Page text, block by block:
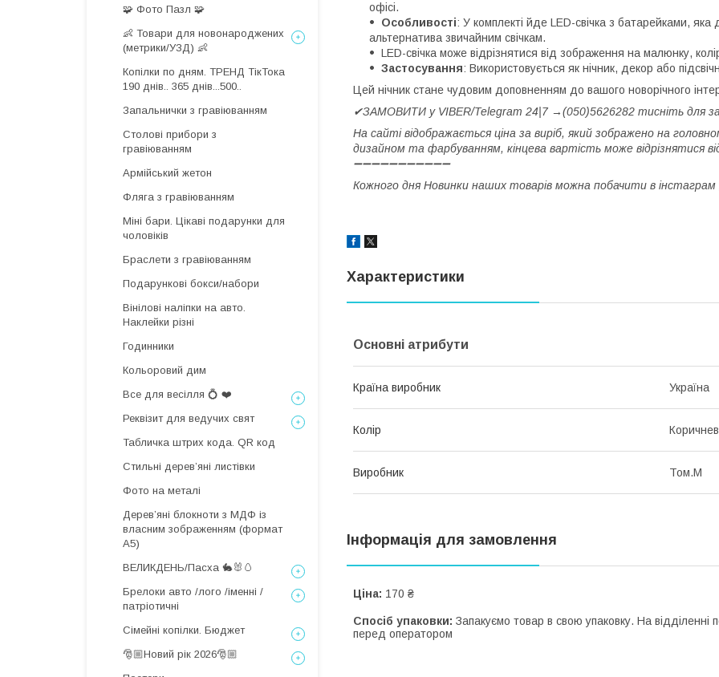
офісі.
Особливості: У комплекті йде LED-свічка з батарейками,
альтернатива звичайним свічкам.
LED-свічка може відрізнятися від зображення на малюнку,
Застосування: Використовується як нічник, декор або
Цей нічник стане чудовим доповненням до вашого новорічного
✔ЗАМОВИТИ у VIBER/Telegram 24|7 →(050)5626282 тисніть для
На сайті відображається ціна за виріб, який зображено на
дизайном та фарбуванням, кінцева вартість може відрізнятися
➖➖➖➖➖➖➖➖➖➖➖
Кожного дня Новинки наших товарів можна побачити в інстаграм
Характеристики
Основні атрибути
Країна виробник Україна
Колір
Виробник Том.М
Інформація для замовлення
Ціна: 170 ₴
Спосіб упаковки: Запакуємо товар в свою упаковку. На відділенні
перед оператором
🧩 Фото Пазл 🧩
👶 Товари для новонароджених
(метрики/УЗД) 👶
Копілки по дням. ТРЕНД ТікТока
190 днів.. 365 днів...500..
Запальнички з гравіюванням
Столові прибори з
гравіюванням
Армійський жетон
Фляга з гравіюванням
Міні бари. Цікаві подарунки для
чоловіків
Браслети з гравіюванням
Подарункові бокси/набори
Вінілові наліпки на авто.
Наклейки різні
Годинники
Кольоровий дим
Все для весілля 💍 ❤️
Реквізит для ведучих свят
Табличка штрих кода. QR код
Стильні деревʼяні листівки
Фото на металі
Дерев’яні блокноти з МДФ із
власним зображенням (формат
А5)
ВЕЛИКДЕНЬ/Пасха 🐇🐰🥚
Брелоки авто /лого /іменні /
патріотичні
Сімейні копілки. Бюджет
🎅🏼Новий рік 2026🎅🏼